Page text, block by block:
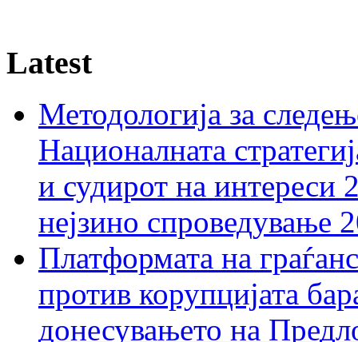
Latest
Методологија за
Националната
и судирот на интереси
нејзино спроведување
Платформата на
против корупцијата
донесувањето на